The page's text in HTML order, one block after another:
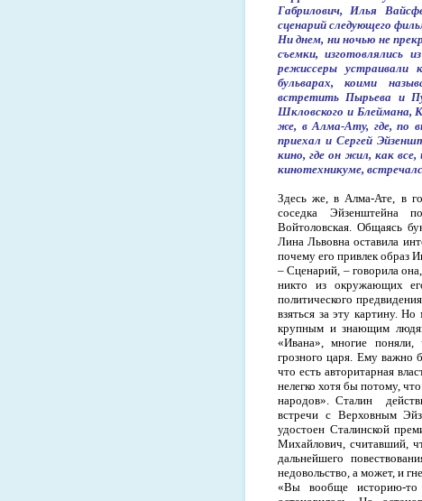
Габрилович, Илья
сценарий следующего
Ни днем, ни ночью не
съемки,
режиссеры устраивали
бульварах, коими
встретить Пырьева и
Шкловского и Блеймана,
же, в Алма-Ату, где, по
приехал и Сергей
кино, где он жил, как
кинотехникуме,
Здесь же, в Алма-Ате, в
соседка Эйзенштейна
Войтоловская. Общаясь
Лина Львовна оставила
почему его привлек образ
– Сценарий, – говорила
никто из окружающих
политического
взяться за эту картину.
крупным и знающим
«Ивана», многие поняли,
грозного царя. Ему важно
что есть авторитарная
нелегко хотя бы потому,
народов». Сталин
встречи с Верховным
удостоен Сталинской
Михайлович, считавший,
дальнейшего
недовольство, а может, и
«Вы вообще историю-то